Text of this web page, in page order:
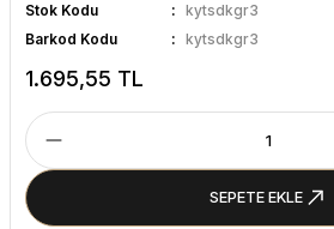
Stok Kodu
kytsdkgr3
Barkod Kodu
kytsdkgr3
1.695,55 TL
SEPETE EKLE